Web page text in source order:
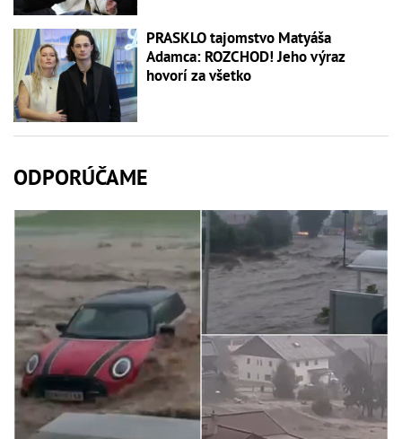
PRASKLO tajomstvo Matyáša
Adamca: ROZCHOD! Jeho výraz
hovorí za všetko
ODPORÚČAME